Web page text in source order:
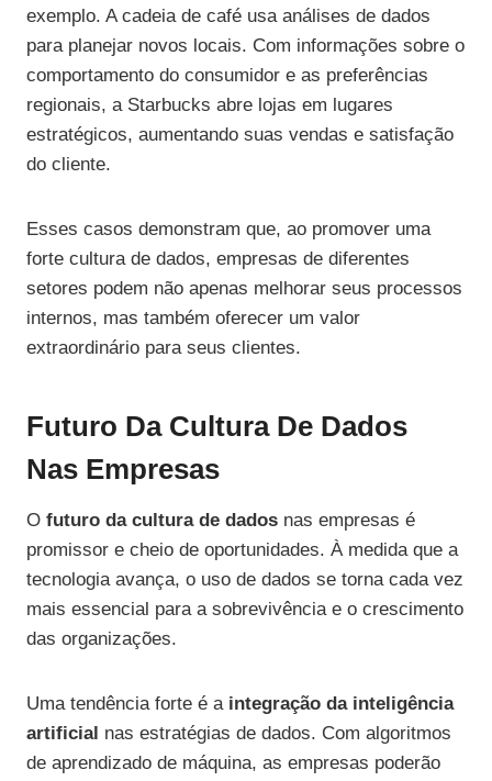
exemplo. A cadeia de café usa análises de dados
para planejar novos locais. Com informações sobre o
comportamento do consumidor e as preferências
regionais, a Starbucks abre lojas em lugares
estratégicos, aumentando suas vendas e satisfação
do cliente.
Esses casos demonstram que, ao promover uma
forte cultura de dados, empresas de diferentes
setores podem não apenas melhorar seus processos
internos, mas também oferecer um valor
extraordinário para seus clientes.
Futuro Da Cultura De Dados
Nas Empresas
O futuro da cultura de dados nas empresas é
promissor e cheio de oportunidades. À medida que a
tecnologia avança, o uso de dados se torna cada vez
mais essencial para a sobrevivência e o crescimento
das organizações.
Uma tendência forte é a integração da inteligência
artificial nas estratégias de dados. Com algoritmos
de aprendizado de máquina, as empresas poderão